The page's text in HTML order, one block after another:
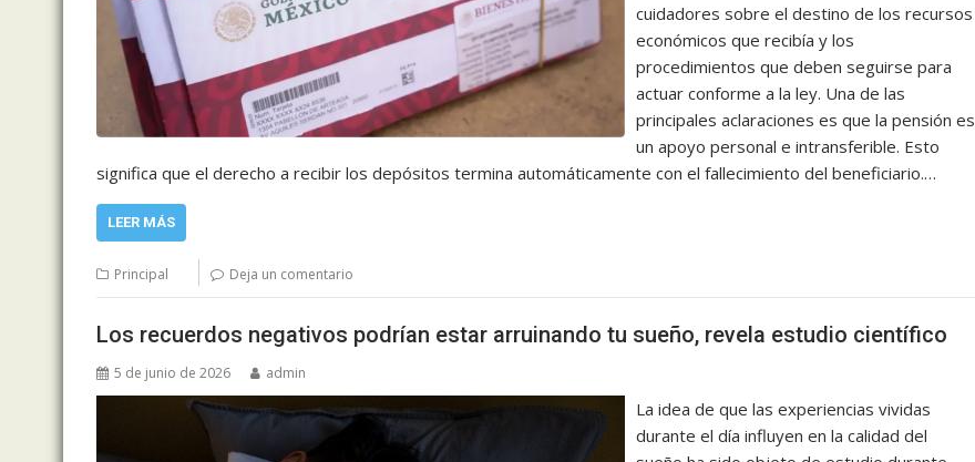
cuidadores sobre el destino de los recursos
económicos que recibía y los
procedimientos que deben seguirse para
actuar conforme a la ley. Una de las
principales aclaraciones es que la pensión es
un apoyo personal e intransferible. Esto
significa que el derecho a recibir los depósitos termina automáticamente con el fallecimiento del beneficiario.…
LEER MÁS
Principal Deja un comentario
Los recuerdos negativos podrían estar arruinando tu sueño, revela estudio científico
5 de junio de 2026 admin
La idea de que las experiencias vividas
durante el día influyen en la calidad del